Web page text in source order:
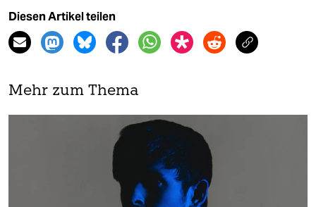
Diesen Artikel teilen
Mehr zum Thema